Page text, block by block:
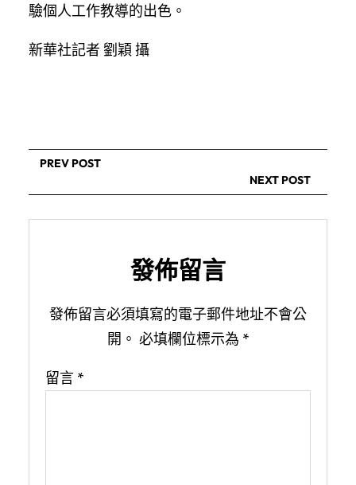
驗個人工作教導的出色。
新華社記者 劉穎 攝
PREV POST
NEXT POST
發佈留言
發佈留言必須填寫的電子郵件地址不會公
開。 必填欄位標示為 *
留言 *